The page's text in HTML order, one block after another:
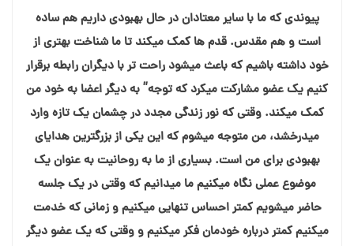
پیوندی که ما با سایر معتادان در حال بهبودی داریم هم ساده
است و هم مقدس. قدم ها کمک میکند تا ما شناخت بهتری از
خود داشته باشیم که باعث میشود راحت تر با دیگران رابطه برقرار
کنیم یک عضو مشارکت میکرد که توجه” به دیگر اعضا به خود من
کمک میکند. وقتی که نور زندگی مجدد در چشمان یک تازه وارد
میدرخشد، من متوجه میشوم که این یکی از بزرگترین هدایای
بهبودی برای من است. بسیاری از ما به روحانیت به عنوان یک
موضوع عملی نگاه میکنیم ما میدانیم که وقتی در یک جلسه
حاضر میشویم کمتر احساس تنهایی میکنیم و زمانی که خدمت
میکنیم کمتر درباره خودمان فکر میکنیم و وقتی که یک عضو دیگر